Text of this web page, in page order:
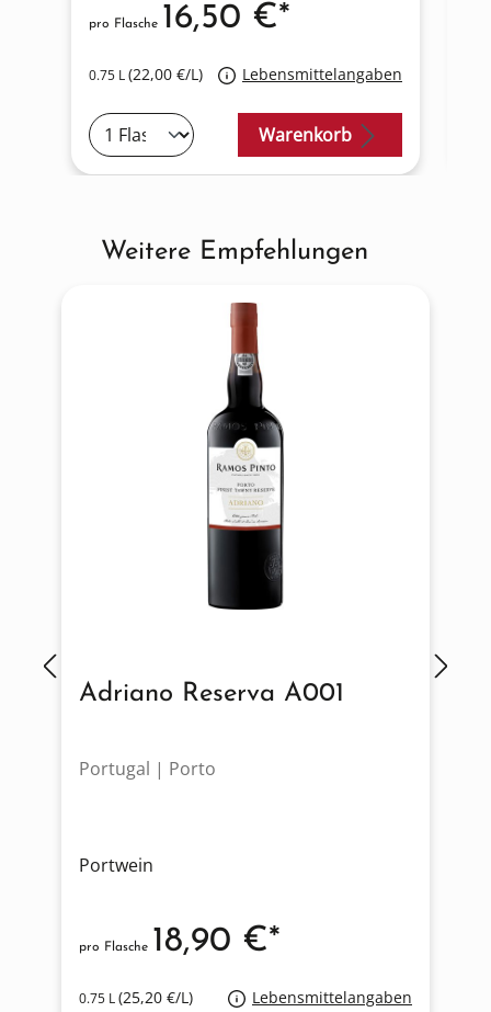
0.75 L(22,00 €/L) Lebensmittelangaben
pro Flasche 16,50 €*
Warenkorb
Produktgalerie überspringen
Weitere Empfehlungen
Adriano Reserva A001
Portugal | Porto
Portwein
0.75 L(25,20 €/L) Lebensmittelangaben
pro Flasche 18,90 €*